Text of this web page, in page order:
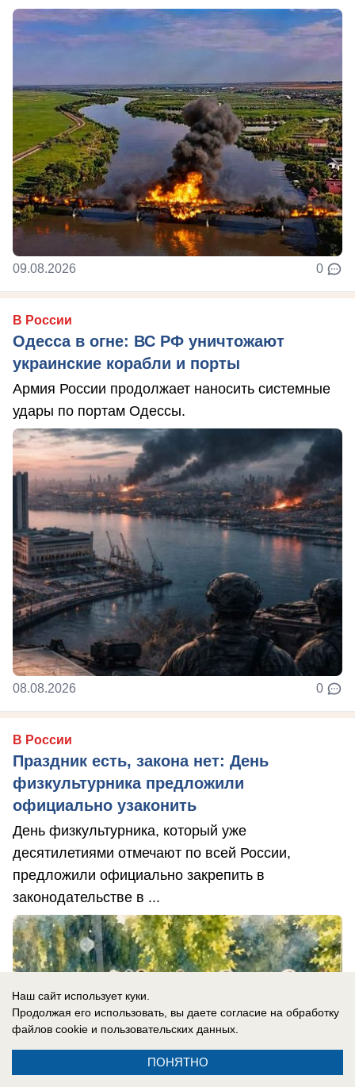
09.08.2026 0
В России
Одесса в огне: ВС РФ уничтожают
украинские корабли и порты
Армия России продолжает наносить системные
удары по портам Одессы.
08.08.2026 0
В России
Праздник есть, закона нет: День
физкультурника предложили
официально узаконить
День физкультурника, который уже
десятилетиями отмечают по всей России,
предложили официально закрепить в
законодательстве в ...
Наш сайт использует куки.
Продолжая его использовать, вы даете согласие на обработку
файлов cookie и пользовательских данных.
ПОНЯТНО